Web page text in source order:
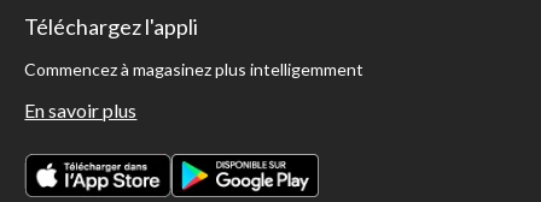
Téléchargez l'appli
Commencez à magasinez plus intelligemment
En savoir plus